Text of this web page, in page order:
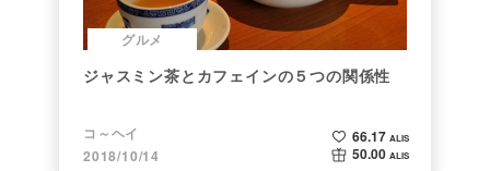
グルメ
ジャスミン茶とカフェインの５つの関係性
コ～ヘイ
2018/10/14
66.17 ALIS
50.00 ALIS